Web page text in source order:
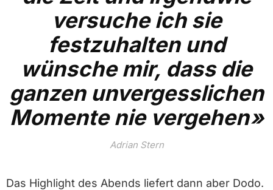
versuche ich sie
festzuhalten und
wünsche mir, dass die
ganzen unvergesslichen
Momente nie vergehen
Adrian Stern
Das Highlight des Abends liefert dann aber Dodo.